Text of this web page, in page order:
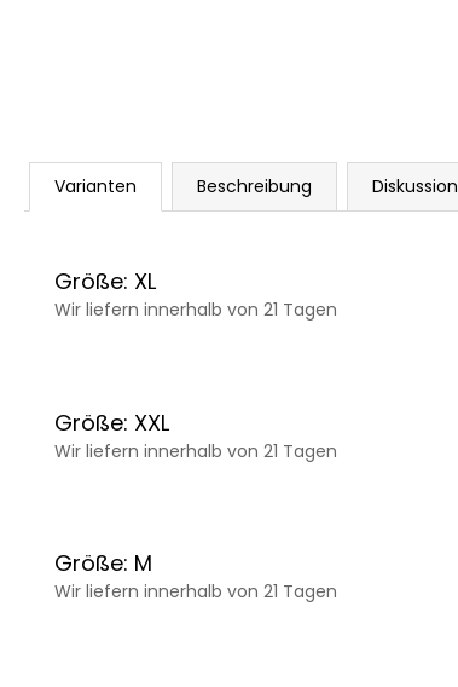
Varianten Beschreibung Diskussion
Größe: XL
Wir liefern innerhalb von 21 Tagen
Größe: XXL
Wir liefern innerhalb von 21 Tagen
Größe: M
Wir liefern innerhalb von 21 Tagen